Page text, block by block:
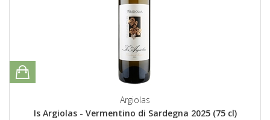
Argiolas
Is Argiolas - Vermentino di Sardegna 2025 (75 cl)